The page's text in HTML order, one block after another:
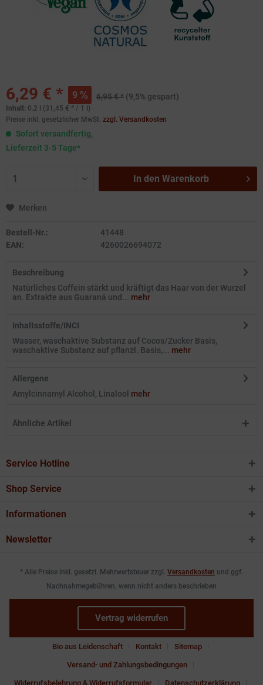
6,29 € * 9 6,95 € * (9,5% gespart)
Inhalt: 0.2 l (31,45 € * / 1 l)
Preise inkl. gesetzlicher MwSt. zzgl. Versandkosten
Sofort versandfertig,
Lieferzeit 3-5 Tage*
In den Warenkorb
Merken
Bestell-Nr.:
41448
EAN:
4260026694072
Beschreibung
Natürliches Coffein stärkt und kräftigt das Haar von der Wurzel
an. Extrakte aus Guaraná und... mehr
Inhaltsstoffe/INCI
Wasser, waschaktive Substanz auf Cocos/Zucker Basis,
waschaktive Substanz auf pflanzl. Basis,... mehr
Allergene
Amylcinnamyl Alcohol, Linalool mehr
Ähnliche Artikel
Service Hotline
Shop Service
Informationen
Newsletter
* Alle Preise inkl. gesetzl. Mehrwertsteuer zzgl. Versandkosten und ggf.
Nachnahmegebühren, wenn nicht anders beschrieben
Vertrag widerrufen
Bio aus Leidenschaft Kontakt Sitemap
Versand- und Zahlungsbedingungen
Widerrufsbelehrung & Widerrufsformular Datenschutzerklärung